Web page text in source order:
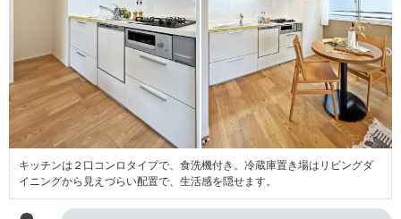
キッチンは２口コンロタイプで、食洗機付き。冷蔵庫置き場はリビングダ
イニングから見えづらい配置で、生活感を隠せます。